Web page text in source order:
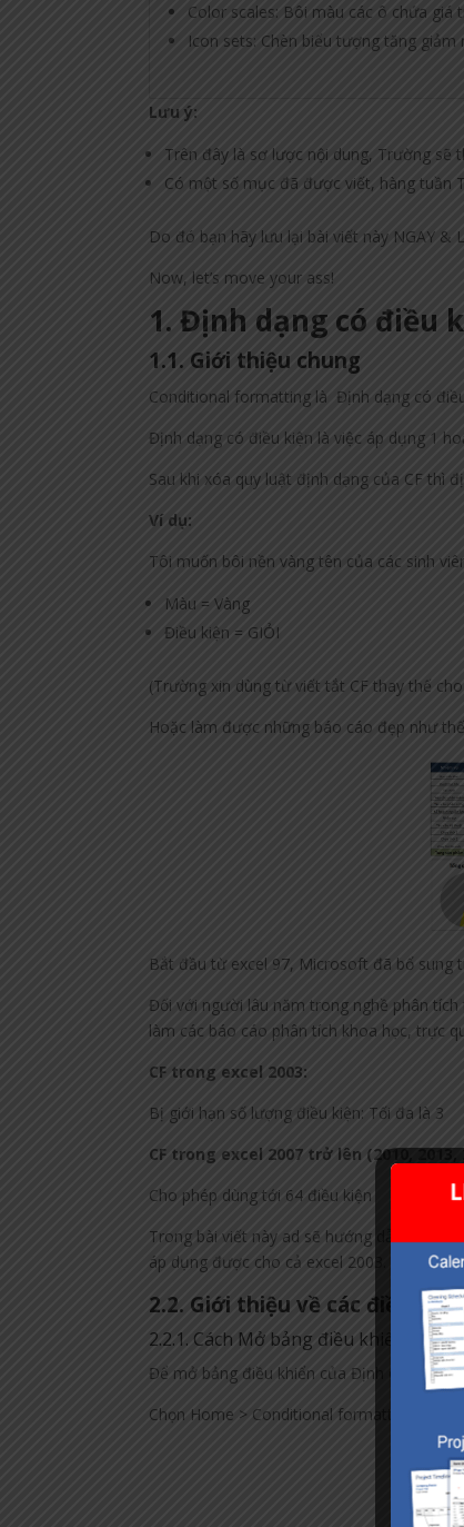
Color scales: Bôi màu các ô chứa giá
Icon sets: Chèn biểu tượng tăng
Lưu ý:
Trên đây là sơ lược nội dung, Trường sẽ
Có một số mục đã được viết, hàng tuần
Do đó bạn hãy lưu lại bài viết này NGAY
Now, let’s move your ass!
1. Định dạng có điều
1.1. Giới thiệu chung
Conditional formatting là Định dạng có
Định dạng có điều kiện là việc áp dụng 1
Sau khi xóa quy luật định dạng của CF thì
Ví dụ:
Tôi muốn bôi nền vàng tên của các sinh
Màu = Vàng
Điều kiện = GIỎI
(Trường xin dùng từ viết tắt CF thay thế
Hoặc làm được những báo cáo đẹp như
Bắt đầu từ excel 97, Microsoft đã bổ sung
Đối với người lâu năm trong nghề phân
làm các báo cáo phân tích khoa học, trực
CF trong excel 2003:
Bị giới hạn số lượng điều kiện: Tối đa là 3
CF trong excel 2007 trở lên (2010, 2013,
Cho phép dùng tới 64 điều kiện
Trong bài viết này ad sẽ hướng dẫn các
áp dụng được cho cả excel 2003.
2.2. Giới thiệu về các điều
2.2.1. Cách Mở bảng điều khiển Định
Để mở bảng điều khiển của Định dạng có
Chọn Home > Conditional formatting > New